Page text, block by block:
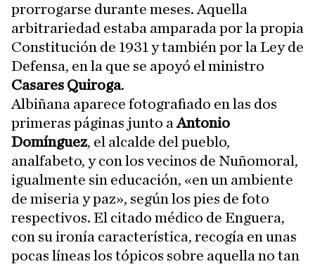
prorrogarse durante meses. Aquella
arbitrariedad estaba amparada por la propia
Constitución de 1931 y también por la Ley de
Defensa, en la que se apoyó el ministro
Casares Quiroga.
Albiñana aparece fotografiado en las dos
primeras páginas junto aAntonio
Domínguez, el alcalde del pueblo,
analfabeto, y con los vecinos de Nuñomoral,
igualmente sin educación, «en un ambiente
de miseria y paz», según los pies de foto
respectivos. El citado médico de Enguera,
con su ironía característica, recogía en unas
pocas líneas los tópicos sobre aquella no tan